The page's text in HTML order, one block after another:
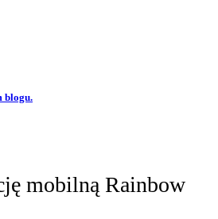
blogu.
mobilną Rainbow